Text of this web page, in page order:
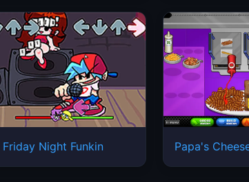
Friday Night Funkin
Papa's